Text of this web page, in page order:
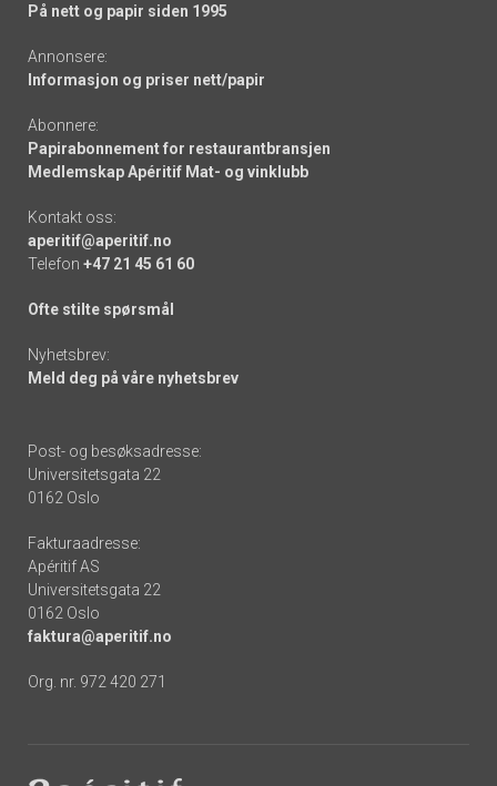
På nett og papir siden 1995
Annonsere:
Informasjon og priser nett/papir
Abonnere:
Papirabonnement for restaurantbransjen
Medlemskap Apéritif Mat- og vinklubb
Kontakt oss:
aperitif@aperitif.no
Telefon +47 21 45 61 60
Ofte stilte spørsmål
Nyhetsbrev:
Meld deg på våre nyhetsbrev
Post- og besøksadresse:
Universitetsgata 22
0162 Oslo
Fakturaadresse:
Apéritif AS
Universitetsgata 22
0162 Oslo
faktura@aperitif.no
Org. nr. 972 420 271